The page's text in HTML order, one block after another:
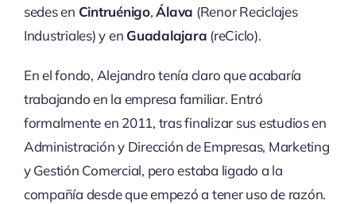
sedes en Cintruénigo,Álava (Renor Reciclajes
Industriales) y en Guadalajara (reCiclo).
En el fondo, Alejandro tenía claro que acabaría
trabajando en la empresa familiar. Entró
formalmente en 2011, tras finalizar sus estudios en
Administración y Dirección de Empresas, Marketing
y Gestión Comercial, pero estaba ligado a la
compañía desde que empezó a tener uso de razón.